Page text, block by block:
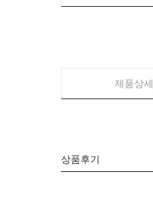
제품상세
상품후기